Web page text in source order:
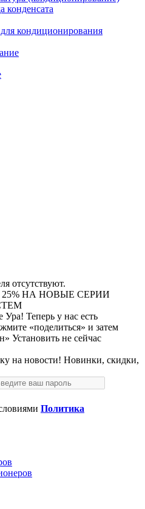
конденсата
кондиционирования
отсутствуют.
НА НОВЫЕ СЕРИИ
Ура! Теперь у нас есть
«поделиться» и затем
Установить не сейчас
на новости! Новинки, скидки,
Политика